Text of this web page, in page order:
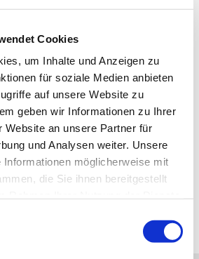
Cookies
um Inhalte und Anzeigen zu
für soziale Medien anbieten
auf unsere Website zu
geben wir Informationen zu Ihrer
Website an unsere Partner für
und Analysen weiter. Unsere
Informationen möglicherweise mit
die Sie ihnen bereitgestellt
kg erreicht werden kann. Aufgrund des
sich die Anhängelast bei
Gesamtgewicht. Bei Fragen zur
für den Mitsubishi Canter
1.341,64 €
inkl. 19 % MwSt. zzgl.Versandkosten
DETAILS
Seiten: 1